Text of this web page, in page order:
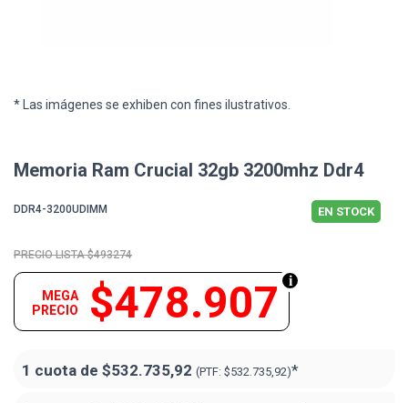
* Las imágenes se exhiben con fines ilustrativos.
Memoria Ram Crucial 32gb 3200mhz Ddr4
DDR4-3200UDIMM EN STOCK
$493274
$478.907
MEGA
PRECIO
1 cuota de $532.735,92 (PTF: $532.735,92)*